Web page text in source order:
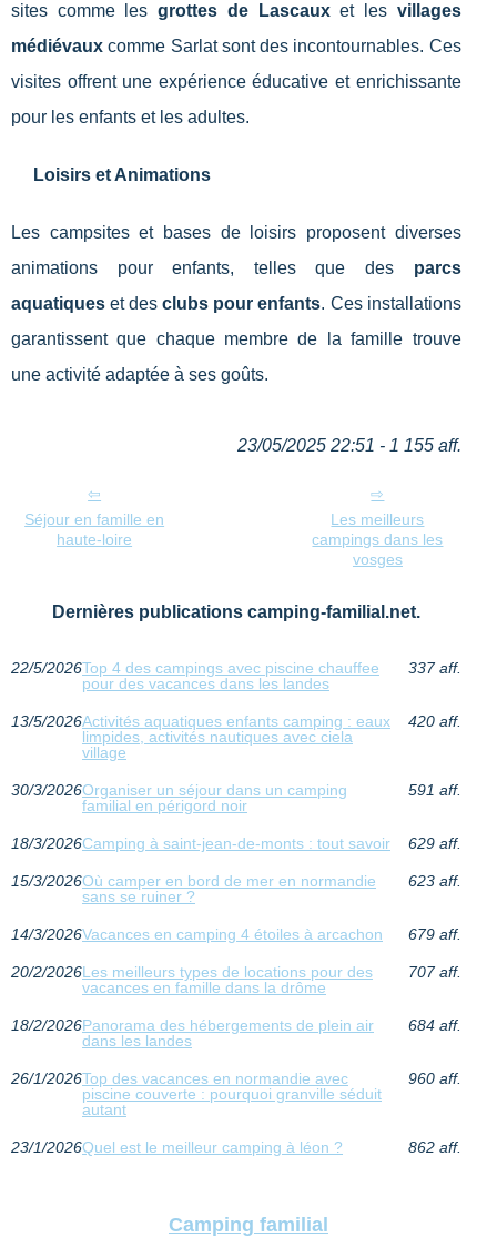
sites comme lesgrottes de Lascauxet les villages
médiévaux comme Sarlat sont des incontournables. Ces
visites offrent une expérience éducative et enrichissante
pour les enfants et les adultes.
Loisirs et Animations
Les campsites et bases de loisirs proposent diverses
animations pour enfants, telles que des parcs
aquatiques et desclubs pour enfants. Ces installations
garantissent que chaque membre de la famille trouve
une activité adaptée à ses goûts.
23/05/2025 22:51 - 1 155 aff.
Séjour en famille en
haute-loire
Les meilleurs
campings dans les
vosges
Dernières publications camping-familial.net.
22/5/2026Top 4 des campings avec piscine chauffee
pour des vacances dans les landes
337 aff.
13/5/2026Activités aquatiques enfants camping : eaux
limpides, activités nautiques avec ciela
village
420 aff.
30/3/2026Organiser un séjour dans un camping
familial en périgord noir
591 aff.
18/3/2026Camping à saint-jean-de-monts : tout savoir 629 aff.
15/3/2026Où camper en bord de mer en normandie
sans se ruiner ?
623 aff.
14/3/2026Vacances en camping 4 étoiles à arcachon 679 aff.
20/2/2026Les meilleurs types de locations pour des
vacances en famille dans la drôme
707 aff.
18/2/2026Panorama des hébergements de plein air
dans les landes
684 aff.
26/1/2026Top des vacances en normandie avec
piscine couverte : pourquoi granville séduit
autant
960 aff.
23/1/2026Quel est le meilleur camping à léon ? 862 aff.
Camping familial